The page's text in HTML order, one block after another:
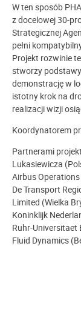
W ten sposób
z docelowej 30-
Strategicznej
pełni
Projekt rozwinie
stworzy
demonstrację w
istotny krok na
realizacji wizji
Koordynatorem
Partnerami
Lukasiewicza
Airbus
De Transport
Limited (Wielka
Koninklijk
Ruhr-
Fluid Dynamics